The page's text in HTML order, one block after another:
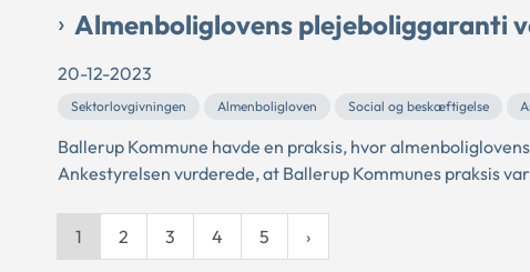
Almenboliglovens plejeboliggaranti
20-12-2023
Sektorlovgivningen Almenboligloven Social og beskæftigelse
Ballerup Kommune havde en praksis, hvor
Ankestyrelsen vurderede, at Ballerup Kommunes praksis
1 2 3 4 5